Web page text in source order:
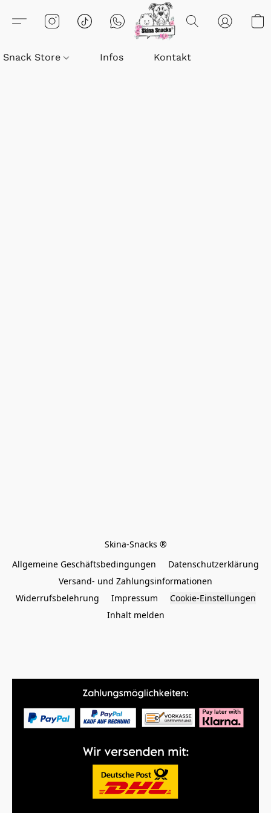
Snack Store Infos Kontakt
Allgemeine Geschäftsbedingungen
Datenschutzerklärung
Versand- und Zahlungsinformationen
Widerrufsbelehrung
Impressum
Cookie-Einstellungen
Inhalt melden